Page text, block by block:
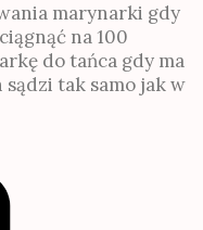
marynarki gdy
na 100
do tańca gdy ma
sądzi tak samo jak w